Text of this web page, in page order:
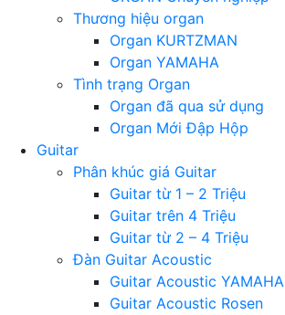
Thương hiệu organ
Organ KURTZMAN
Organ YAMAHA
Tình trạng Organ
Organ đã qua sử dụng
Organ Mới Đập Hộp
Guitar
Phân khúc giá Guitar
Guitar từ 1 – 2 Triệu
Guitar trên 4 Triệu
Guitar từ 2 – 4 Triệu
Đàn Guitar Acoustic
Guitar Acoustic YAMAHA
Guitar Acoustic Rosen